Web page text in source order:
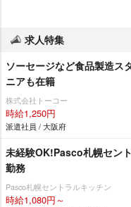
求人特集
ソーセージなど食品製造ス
ニアも在籍
株式会社トーコー
時給1,250円
派遣社員 / 大阪府
未経験OK!Pasco札幌セン
勤務
Pasco札幌セントラルキッチン
時給1,080円～